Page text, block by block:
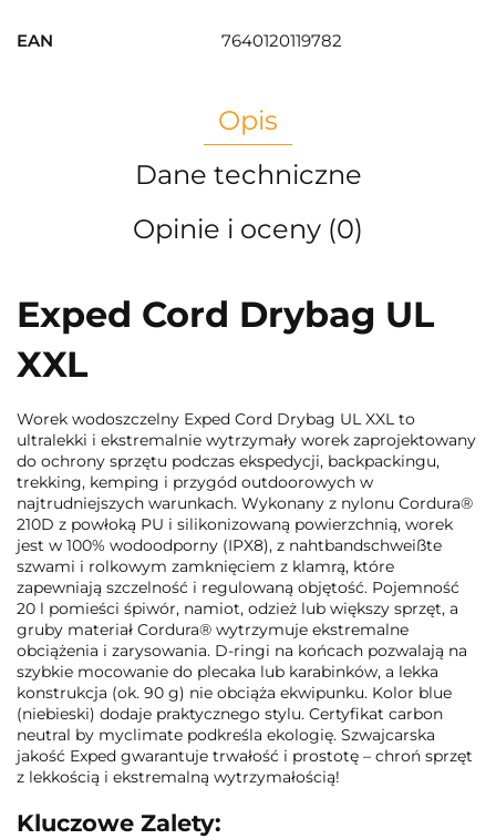
EAN 7640120119782
Opis
Dane techniczne
Opinie i oceny (0)
Exped Cord Drybag UL
XXL
Worek wodoszczelny Exped Cord Drybag UL XXL to
ultralekki i ekstremalnie wytrzymały worek zaprojektowany
do ochrony sprzętu podczas ekspedycji, backpackingu,
trekking, kemping i przygód outdoorowych w
najtrudniejszych warunkach. Wykonany z nylonu Cordura®
210D z powłoką PU i silikonizowaną powierzchnią, worek
jest w 100% wodoodporny (IPX8), z nahtbandschweißte
szwami i rolkowym zamknięciem z klamrą, które
zapewniają szczelność i regulowaną objętość. Pojemność
20 l pomieści śpiwór, namiot, odzież lub większy sprzęt, a
gruby materiał Cordura® wytrzymuje ekstremalne
obciążenia i zarysowania. D-ringi na końcach pozwalają na
szybkie mocowanie do plecaka lub karabinków, a lekka
konstrukcja (ok. 90 g) nie obciąża ekwipunku. Kolor blue
(niebieski) dodaje praktycznego stylu. Certyfikat carbon
neutral by myclimate podkreśla ekologię. Szwajcarska
jakość Exped gwarantuje trwałość i prostotę – chroń sprzęt
z lekkością i ekstremalną wytrzymałością!
Kluczowe Zalety: